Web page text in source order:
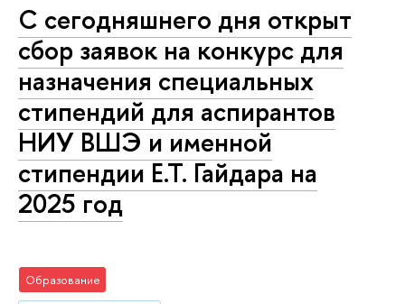
С сегодняшнего дня открыт
сбор заявок на конкурс для
назначения специальных
стипендий для аспирантов
НИУ ВШЭ и именной
стипендии Е.Т. Гайдара на
2025 год
Образование